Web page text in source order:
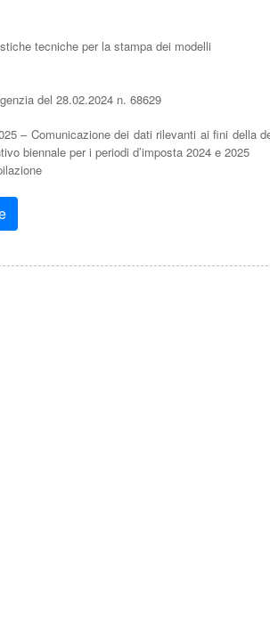
tecniche per la stampa dei modelli
del 28.02.2024 n. 68629
– Comunicazione dei dati rilevanti ai fini della
biennale per i periodi d’imposta 2024 e 2025